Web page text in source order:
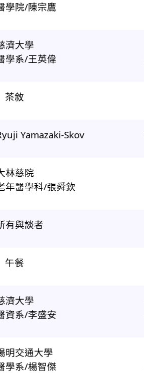
學院/陳宗鷹
濟大學
學系/王英偉
茶敘
Yamazaki-Skov
林慈院
年醫學科/張舜欽
有與談者
午餐
濟大學
資系/李盛安
明交通大學
學系/楊智傑